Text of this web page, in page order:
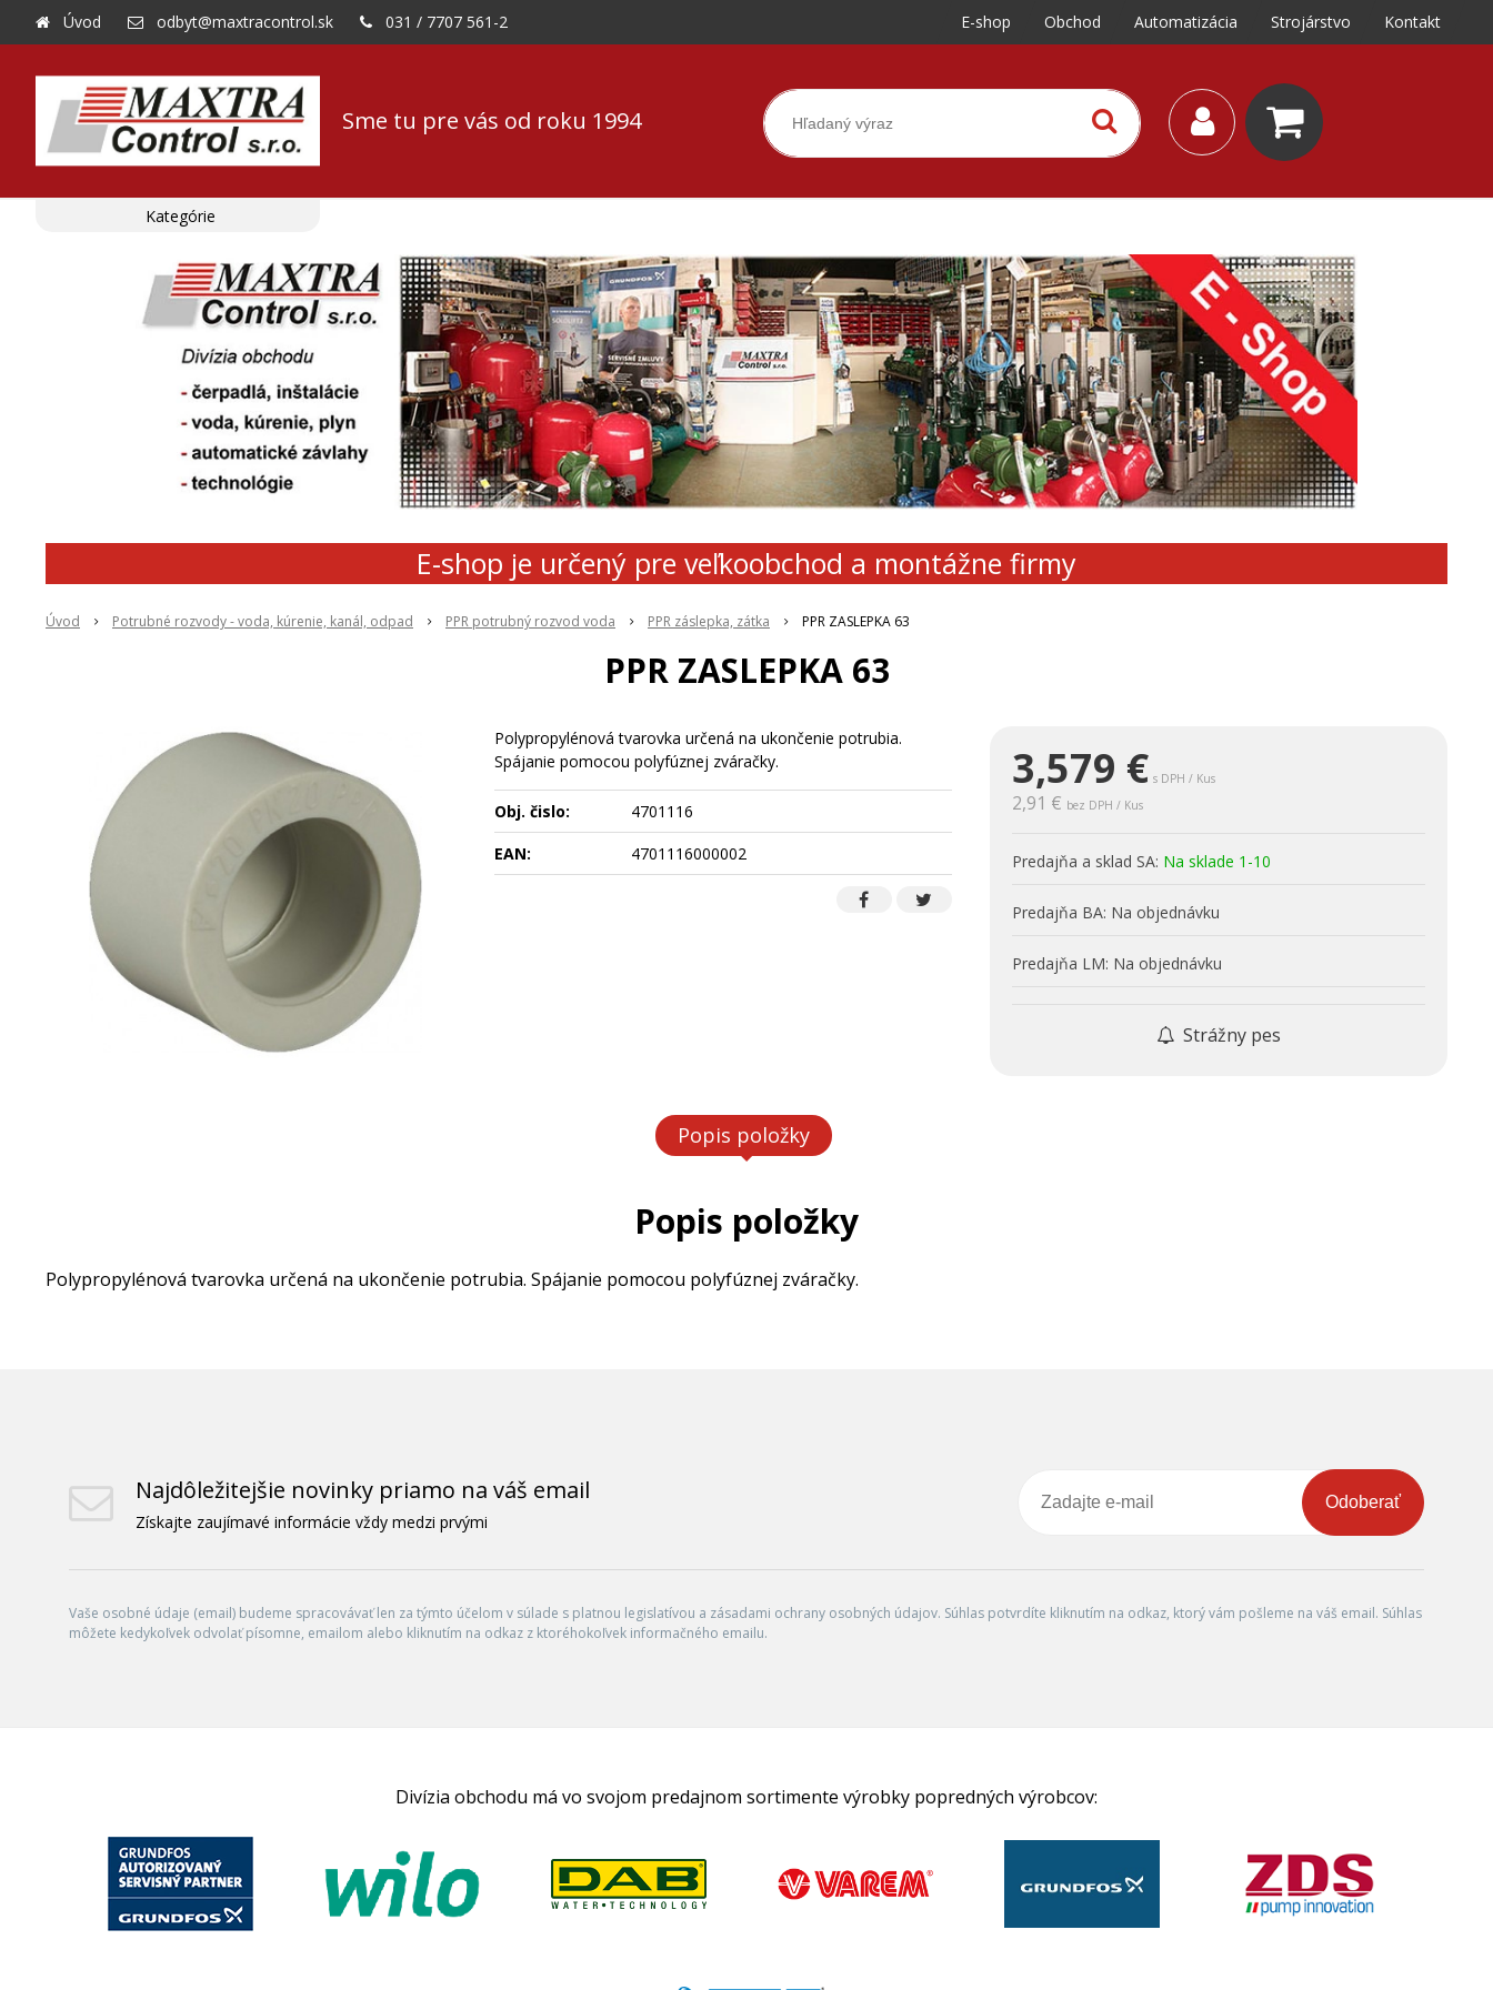
Sme tu pre vás od roku 1994
Úvod odbyt@maxtracontrol.sk 031 / 7707 561-2 E-shop Obchod Automatizácia Strojárstvo Kontakt
E-shop je určený pre veľkoobchod a montážne firmy
Úvod Potrubné rozvody - voda, kúrenie, kanál, odpad PPR potrubný rozvod voda PPR záslepka, zátka PPR ZASLEPKA 63
PPR ZASLEPKA 63
3,579 € s DPH / Kus
2,91 € bez DPH / Kus
Predajňa a sklad SA: Na sklade 1-10
Predajňa BA: Na objednávku
Predajňa LM: Na objednávku
Strážny pes
Polypropylénová tvarovka určená na ukončenie potrubia.
Spájanie pomocou polyfúznej zváračky.
Obj. čislo:
4701116
EAN:
4701116000002
Popis položky
Popis položky
Polypropylénová tvarovka určená na ukončenie potrubia. Spájanie pomocou polyfúznej zváračky.
Kategórie
Najdôležitejšie novinky priamo na váš email
Získajte zaujímavé informácie vždy medzi prvými
Odoberať
Vaše osobné údaje (email) budeme spracovávať len za týmto účelom v súlade s platnou legislatívou a zásadami ochrany osobných údajov. Súhlas potvrdíte kliknutím na odkaz, ktorý vám pošleme na váš email. Súhlas
môžete kedykoľvek odvolať písomne, emailom alebo kliknutím na odkaz z ktoréhokoľvek informačného emailu.
Divízia obchodu má vo svojom predajnom sortimente výrobky popredných výrobcov: